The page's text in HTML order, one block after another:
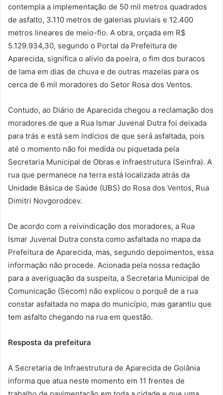
contempla a implementação de 50 mil metros quadrados
de asfalto, 3.110 metros de galerias pluviais e 12.400
metros lineares de meio-fio. A obra, orçada em R$
5.129.934,30, segundo o Portal da Prefeitura de
Aparecida, significa o alívio da poeira, o fim dos buracos
de lama em dias de chuva e de outras mazelas para os
cerca de 6 mil moradores do Setor Rosa dos Ventos.
Contudo, ao Diário de Aparecida chegou a reclamação dos
moradores de que a Rua Ismar Juvenal Dutra foi deixada
para trás e está sem indícios de que será asfaltada, pois
até o momento não foi medida ou piquetada pela
Secretaria Municipal de Obras e Infraestrutura (Seinfra). A
rua que permanece na terra está localizada atrás da
Unidade Básica de Saúde (UBS) do Rosa dos Ventos, Rua
Dimitri Novgorodcev.
De acordo com a reivindicação dos moradores, a Rua
Ismar Juvenal Dutra consta como asfaltada no mapa da
Prefeitura de Aparecida, mas, segundo depoimentos, essa
informação não procede. Acionada pela nossa redação
para a averiguação da suspeita, a Secretaria Municipal de
Comunicação (Secom) não explicou o porquê de a rua
constar asfaltada no mapa do município, mas garantiu que
tem asfalto chegando na rua em questão.
Resposta da prefeitura
A Secretaria de Infraestrutura de Aparecida de Goiânia
informa que atua neste momento em 11 frentes de